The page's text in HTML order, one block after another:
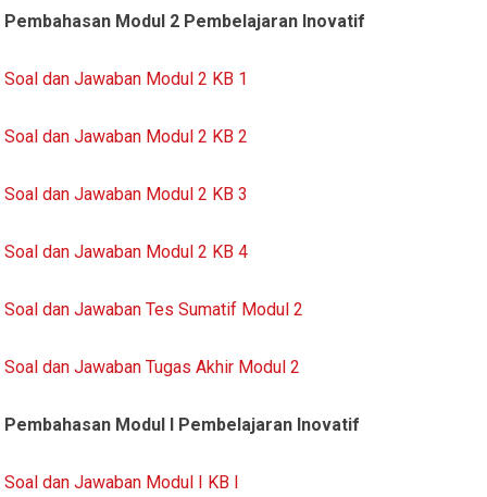
Pembahasan Modul 2 Pembelajaran Inovatif
Soal dan Jawaban Modul 2 KB 1
Soal dan Jawaban Modul 2 KB 2
Soal dan Jawaban Modul 2 KB 3
Soal dan Jawaban Modul 2 KB 4
Soal dan Jawaban Tes Sumatif Modul 2
Soal dan Jawaban Tugas Akhir Modul 2
Pembahasan Modul I Pembelajaran Inovatif
Soal dan Jawaban Modul I KB I